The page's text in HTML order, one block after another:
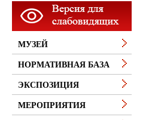
МУЗЕЙ
НОРМАТИВНАЯ БАЗА
ЭКСПОЗИЦИЯ
МЕРОПРИЯТИЯ